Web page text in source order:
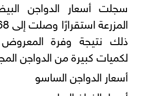
سجلت أسعار الدواجن
ذلك نتيجة وفرة
لكميات كبيرة من الدواجن
أسعار الدواجن الساسو